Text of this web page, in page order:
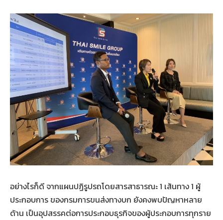
อย่างไรก็ดี จากแผนปฏิรูปรถโดยสารสาธารณะ 1 เส้นทาง 1 ผู้
ประกอบการ ของกรมการขนส่งทางบก ยังคงพบปัญหาหลาย
ด้าน เป็นอุปสรรคต่อการประกอบธุรกิจของผู้ประกอบการทุกราย